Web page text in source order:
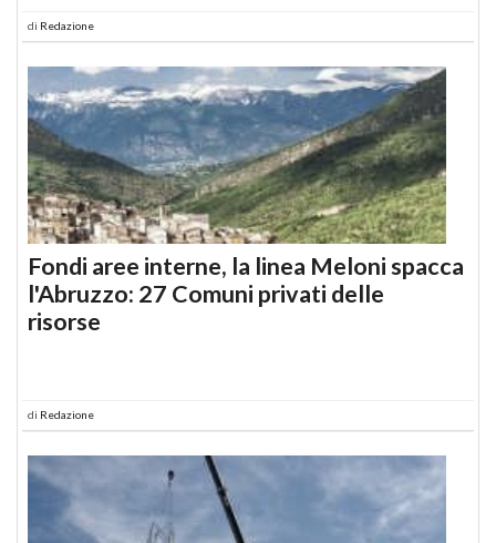
di Redazione
Fondi aree interne, la linea Meloni spacca
l'Abruzzo: 27 Comuni privati delle
risorse
di Redazione